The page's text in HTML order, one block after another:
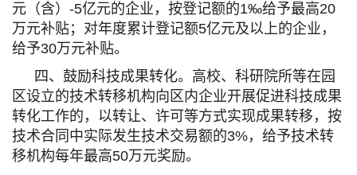
元（含）-5亿元的企业，按登记额的1‰给予最高20
万元补贴；对年度累计登记额5亿元及以上的企业，
给予30万元补贴。
四、鼓励科技成果转化。高校、科研院所等在园
区设立的技术转移机构向区内企业开展促进科技成果
转化工作的，以转让、许可等方式实现成果转移，按
技术合同中实际发生技术交易额的3%，给予技术转
移机构每年最高50万元奖励。